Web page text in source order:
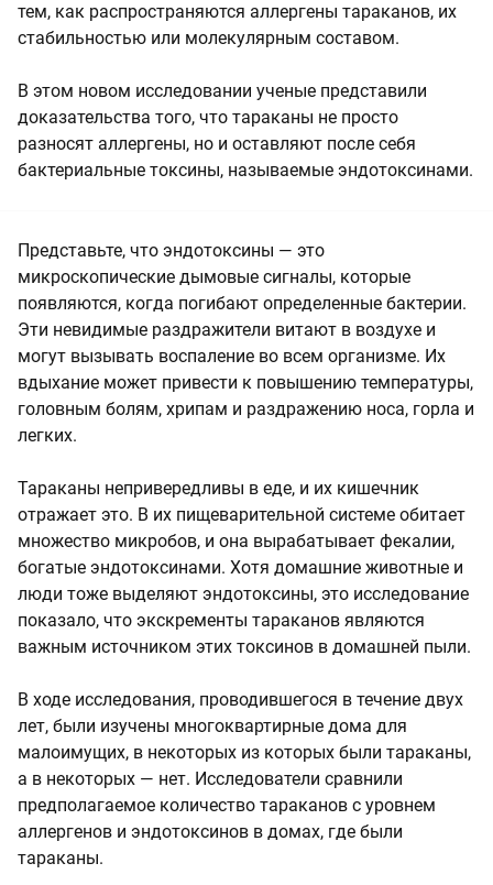
тем, как распространяются аллергены тараканов, их
стабильностью или молекулярным составом.
В этом новом исследовании ученые представили
доказательства того, что тараканы не просто
разносят аллергены, но и оставляют после себя
бактериальные токсины, называемые эндотоксинами.
Представьте, что эндотоксины — это
микроскопические дымовые сигналы, которые
появляются, когда погибают определенные бактерии.
Эти невидимые раздражители витают в воздухе и
могут вызывать воспаление во всем организме. Их
вдыхание может привести к повышению температуры,
головным болям, хрипам и раздражению носа, горла и
легких.
Тараканы непривередливы в еде, и их кишечник
отражает это. В их пищеварительной системе обитает
множество микробов, и она вырабатывает фекалии,
богатые эндотоксинами. Хотя домашние животные и
люди тоже выделяют эндотоксины, это исследование
показало, что экскременты тараканов являются
важным источником этих токсинов в домашней пыли.
В ходе исследования, проводившегося в течение двух
лет, были изучены многоквартирные дома для
малоимущих, в некоторых из которых были тараканы,
а в некоторых — нет. Исследователи сравнили
предполагаемое количество тараканов с уровнем
аллергенов и эндотоксинов в домах, где были
тараканы.